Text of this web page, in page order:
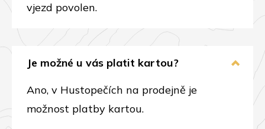
vjezd povolen.
Je možné u vás platit kartou?
Ano, v Hustopečích na prodejně je
možnost platby kartou.